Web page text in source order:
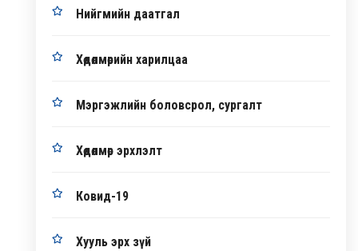
Нийгмийн даатгал
Хөдөлмөрийн харилцаа
Мэргэжлийн боловсрол, сургалт
Хөдөлмөр эрхлэлт
Ковид-19
Хууль эрх зүй